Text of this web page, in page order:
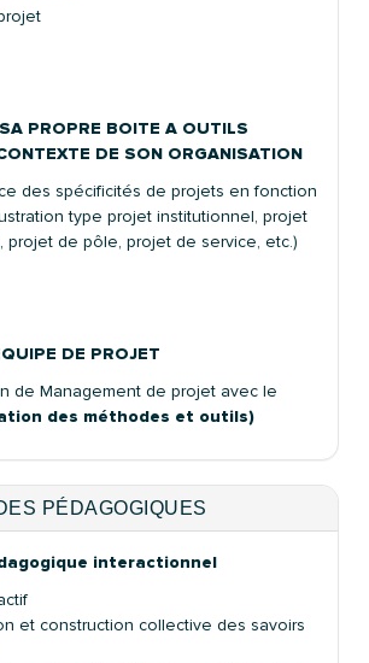
PROPRE BOITE A OUTILS
DE SON ORGANISATION
des spécificités de projets en fonction
type projet institutionnel, projet
projet de pôle, projet de service, etc.)
DE PROJET
de Management de projet avec le
des méthodes et outils)
PÉDAGOGIQUES
interactionnel
et construction collective des savoirs